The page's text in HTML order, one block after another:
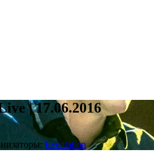
| 17.06.2016
Eventation